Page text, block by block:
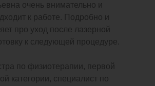
очень внимательно и
к работе. Подробно и
про уход после лазерной
к следующей процедуре.
по физиотерапии, первой
категории, специалист по